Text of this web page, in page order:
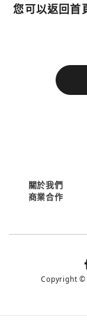
您可以返回首
今日熱門
您已閒置5分鐘
今日熱門
關於我們
商業合作
Copyright ©